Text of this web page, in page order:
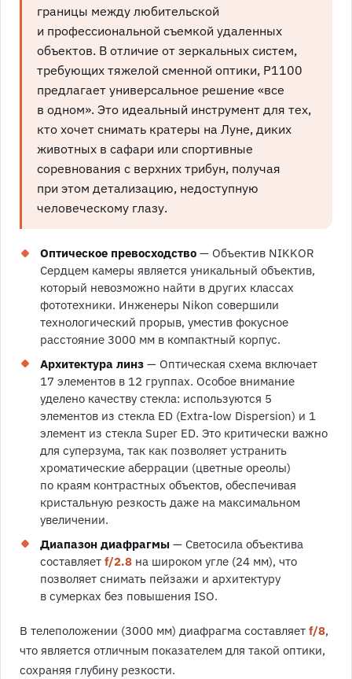
границы между любительской
и профессиональной съемкой удаленных
объектов. В отличие от зеркальных систем,
требующих тяжелой сменной оптики, P1100
предлагает универсальное решение «все
в одном». Это идеальный инструмент для тех,
кто хочет снимать кратеры на Луне, диких
животных в сафари или спортивные
соревнования с верхних трибун, получая
при этом детализацию, недоступную
человеческому глазу.
Оптическое превосходство — Объектив NIKKOR
Сердцем камеры является уникальный объектив,
который невозможно найти в других классах
фототехники. Инженеры Nikon совершили
технологический прорыв, уместив фокусное
расстояние 3000 мм в компактный корпус.
Архитектура линз — Оптическая схема включает
17 элементов в 12 группах. Особое внимание
уделено качеству стекла: используются 5
элементов из стекла ED (Extra-low Dispersion) и 1
элемент из стекла Super ED. Это критически важно
для суперзума, так как позволяет устранить
хроматические аберрации (цветные ореолы)
по краям контрастных объектов, обеспечивая
кристальную резкость даже на максимальном
увеличении.
Диапазон диафрагмы — Светосила объектива
составляетf/2.8 на широком угле (24 мм), что
позволяет снимать пейзажи и архитектуру
в сумерках без повышения ISO.
В телеположении (3000 мм) диафрагма составляет f/8,
что является отличным показателем для такой оптики,
сохраняя глубину резкости.